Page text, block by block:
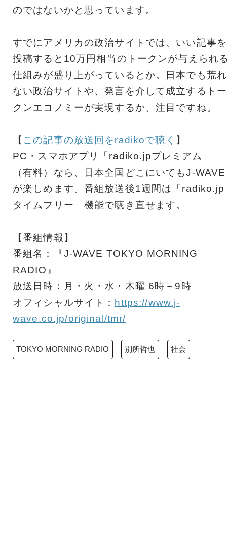
のではないかと思っています。
すでにアメリカの政治サイトでは、いい記事を
投稿すると10万円相当のトークンが与えられ
仕組みが盛り上がっているとか。日本でも荒れ
ない政治サイトや、発言を介して成立するトー
クンエコノミーが実現するか、注目ですね。
【 この記事の放送回をradikoで聴く 】
PC・スマホアプリ「radiko.jpプレミアム」
（有料）なら、日本全国どこにいてもJ-WAVE
が楽しめます。番組放送後1週間は「radiko.jp
タイムフリー」機能で聴き直せます。
【番組情報】
番組名：『J-WAVE TOKYO MORNING
RADIO』
放送日時：月・火・水・木曜 6時－9時
オフィシャルサイト： https://www.j-
wave.co.jp/original/tmr/
TOKYO MORNING RADIO 別所哲也 社会